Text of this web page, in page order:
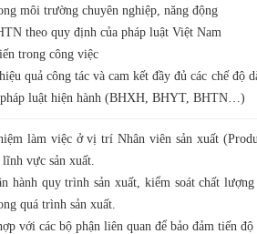
môi trường chuyên nghiệp, năng động
theo quy định của pháp luật Việt Nam
trong công việc
quả công tác và cam kết đầy đủ các chế độ
luật hiện hành (BHXH, BHYT, BHTN…)
làm việc ở vị trí Nhân viên sản xuất
vực sản xuất.
hành quy trình sản xuất, kiểm soát chất
quá trình sản xuất.
với các bộ phận liên quan để bảo đảm tiến